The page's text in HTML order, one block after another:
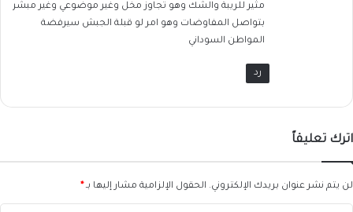
مثير للريبة والشك وهو تجاوز مخل وغير موضوعي وغير مبشر
بتواصل المفاوضات وهو امر لو قبلة الجبش سيرفضة
المواطن السوداني
رد
اترك تعليقاً
لن يتم نشر عنوان بريدك الإلكتروني. الحقول الإلزامية مشار إليها بـ*